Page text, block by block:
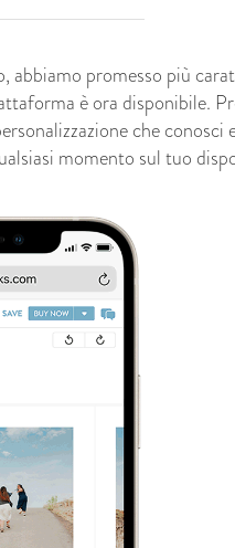
promesso più
è ora disponibile.
che
momento sul tuo